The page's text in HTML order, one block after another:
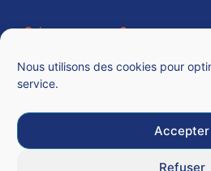
Nous utilisons des cookies pour
service.
Accepter
Refuser
Qui sommes-nous ?